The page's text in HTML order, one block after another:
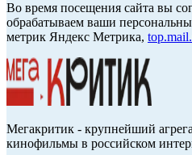
Во время посещения сайта вы
обрабатываем ваши
метрик Яндекс Метрика,
Мегакритик - крупнейший
кинофильмы в российском